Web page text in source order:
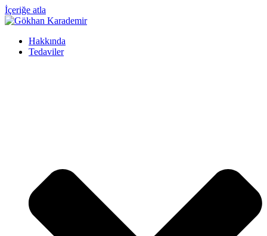
İçeriğe atla
Hakkında
Tedaviler